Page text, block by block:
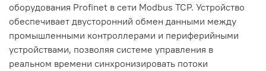
оборудования Profinet в сети Modbus TCP. Устройство
обеспечивает двусторонний обмен данными между
промышленными контроллерами и периферийными
устройствами, позволяя системе управления в
реальном времени синхронизировать потоки